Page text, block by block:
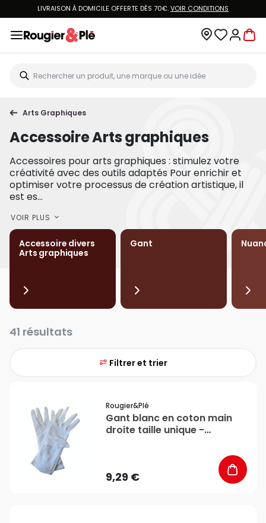
LIVRAISON À DOMICILE OFFERTE DÈS 70€.VOIR CONDITIONS
Arts Graphiques
Accessoire Arts graphiques
Accessoires pour arts graphiques : stimulez votre
créativité avec des outils adaptés Pour enrichir et
optimiser votre processus de création artistique, il
est es...
VOIR PLUS
Accessoire divers
Arts graphiques
Gant
41 résultats
Filtrer et trier
Rougier&plé
Gant blanc en coton main
droite taille unique -
9,29 €